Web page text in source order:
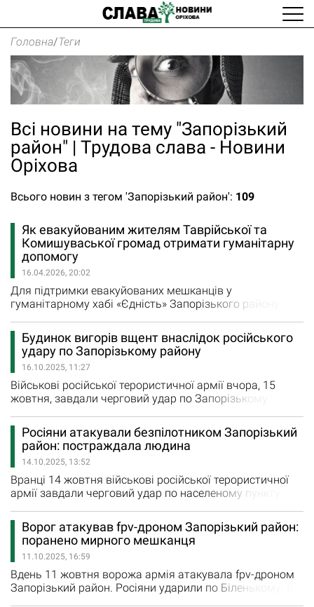
Головна/Теги
Всі новини на тему "Запорізький
район" | Трудова слава - Новини
Оріхова
Всього новин з тегом 'Запорізький район': 109
Як евакуйованим жителям Таврійської та
Комишуваської громад отримати гуманітарну
допомогу
16.04.2026, 20:02
Для підтримки евакуйованих мешканців у
гуманітарному хабі «Єдність» Запорізького району
Як повідомляють організатори, категорії отримувачів
допомоги, а також кількість наборів визначаються
безпосередньо громадами — з урахуванням потреб
людей. Щоб отримати продуктову гуманітарну
допомогу, необхідно…
Будинок вигорів вщент внаслідок російського
удару по Запорізькому району
16.10.2025, 11:27
Військові російської терористичної армії вчора, 15
жовтня, завдали черговий удар по Запорізькому
селищі Малокатеринівка горіли домашні речі,
оздоблення та перекриття будинку. Вогонь охопив 200
квадратних метрів площі. Бійці ДСНС та вогнеборці
місцевої пожежної охорони ліквідували пожежу.
Нагадаємо, впродовж…
Росіяни атакували безпілотником Запорізький
район: постраждала людина
14.10.2025, 13:52
Вранці 14 жовтня військові російської терористичної
армії завдали черговий удар по населеному пункту
мирного мешканця. Як повідомили у Запорізькій ОВА,
ворог вдарив шахедом по Тернуватому. Вибуховою
хвилею та уламками пошкоджені будинки та
господарчі споруди. На місці влучання сталася
пожежа. Внаслідок російської атаки…
Ворог атакував fpv-дроном Запорізький район:
поранено мирного мешканця
11.10.2025, 16:59
Вдень 11 жовтня ворожа армія атакувала fpv-дроном
Запорізький район. Росіяни ударили по Біленькому. В